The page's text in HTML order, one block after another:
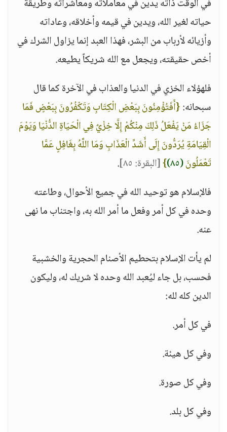
في الوقت ذاته يدين في معاملاته ومعاشراته وطريقة
حياته لغير الله، ويدين في قيمه وأخلاقه، وعاداته
وأزيائه لأرباب من البشر، فهذا العبد إنما يزاول الشرك في
أخص حقيقته، ويجعل مع الله شريكاً يطيعه.
فلهؤلاء الخزي في الدنيا والعذاب في الآخرة كما قال
سبحانه:{أَفَتُؤْمِنُونَ بِبَعْضِ الْكِتَابِ وَتَكْفُرُونَ بِبَعْضٍ فَمَا
جَزَاءُ مَنْ يَفْعَلُ ذَلِكَ مِنْكُمْ إِلَّا خِزْيٌ فِي الْحَيَاةِ الدُّنْيَا وَيَوْمَ
الْقِيَامَةِ يُرَدُّونَ إِلَى أَشَدِّ الْعَذَابِ وَمَا اللَّهُ بِغَافِلٍ عَمَّا
تَعْمَلُونَ(٨٥) }[البقرة: ٨٥]
.
فالإسلام هو توحيد الله في جميع الأحوال، وطاعته
وحده في كل أمر وفعل ما أمر الله به، واجتناب ما نهى
عنه.
لم يأت الإسلام بتحطيم الأصنام الحجرية والخشبية
فحسب، بل جاء ليُعبد الله وحده لا شريك له، وليكون
الدين كله لله:
في كل أمر.
وفي كل هيئة.
وفي كل صورة.
وفي كل بلد.